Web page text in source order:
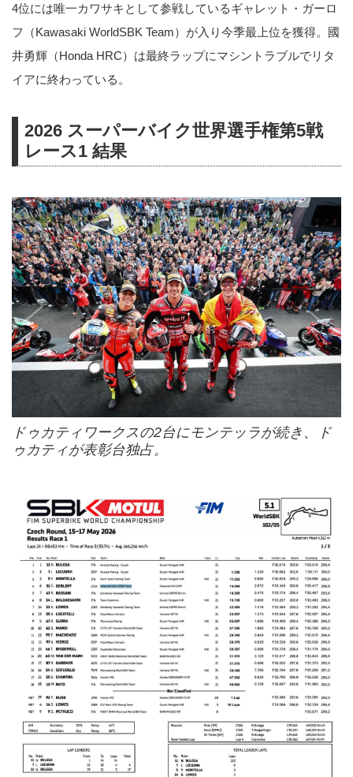
4位には唯一カワサキとして参戦しているギャレット・ガーロ
フ（Kawasaki WorldSBK Team）が入り今季最上位を獲得。國
井勇輝（Honda HRC）は最終ラップにマシントラブルでリタ
イアに終わっている。
2026 スーパーバイク世界選手権第5戦
レース1 結果
ドゥカティワークスの2台にモンテッラが続き、ド
ゥカティが表彰台独占。